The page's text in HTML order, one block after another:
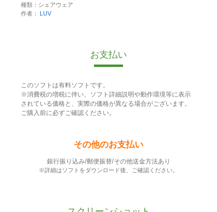
種類：シェアウェア
作者：
LUV
お支払い
このソフトは有料ソフトです。
※消費税の増税に伴い、ソフト詳細説明や動作環境等に表示
されている価格と、実際の価格が異なる場合がございます。
ご購入前に必ずご確認ください。
その他のお支払い
銀行振り込み/郵便振替/その他送金方法あり
※詳細はソフトをダウンロード後、ご確認ください。